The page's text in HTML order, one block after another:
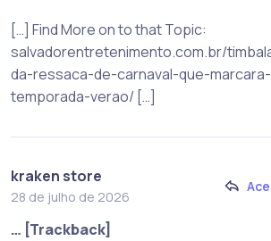
[…] Find More on to that Topic:
salvadorentretenimento.com.br/
da-ressaca-de-carnaval-que-
temporada-verao/ […]
kraken store
28 de julho de 2026
… [Trackback]